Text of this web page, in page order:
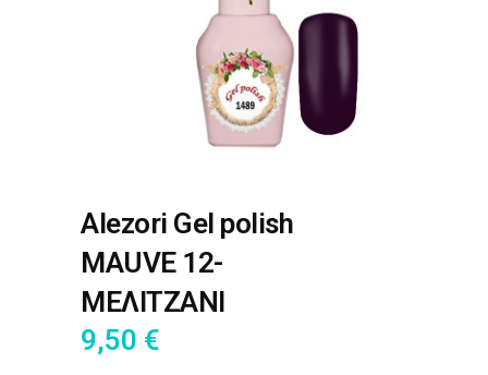
Alezori Gel polish
MAUVE 12-
ΜΕΛΙΤΖΑΝΙ
9,50 €